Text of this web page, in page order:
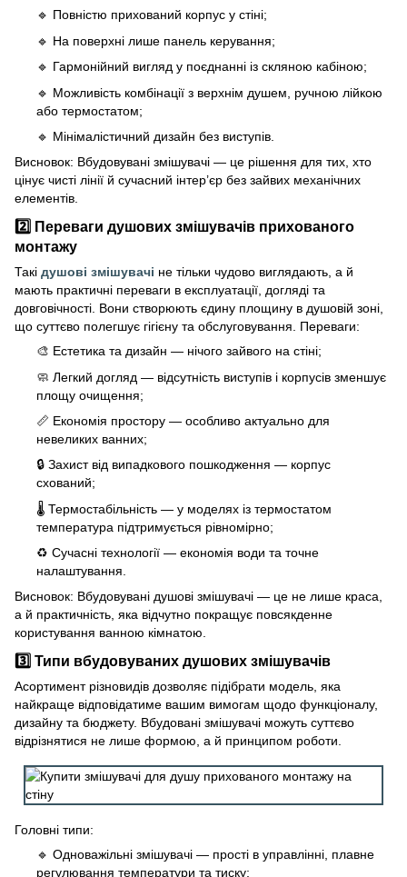
🔹 Повністю прихований корпус у стіні;
🔹 На поверхні лише панель керування;
🔹 Гармонійний вигляд у поєднанні із скляною кабіною;
🔹 Можливість комбінації з верхнім душем, ручною лійкою
або термостатом;
🔹 Мінімалістичний дизайн без виступів.
Висновок: Вбудовувані змішувачі — це рішення для тих, хто
цінує чисті лінії й сучасний інтер’єр без зайвих механічних
елементів.
2️⃣ Переваги душових змішувачів прихованого
монтажу
Такі душові змішувачі не тільки чудово виглядають, а й
мають практичні переваги в експлуатації, догляді та
довговічності. Вони створюють єдину площину в душовій зоні,
що суттєво полегшує гігієну та обслуговування. Переваги:
🎨 Естетика та дизайн — нічого зайвого на стіні;
🧼 Легкий догляд — відсутність виступів і корпусів зменшує
площу очищення;
📏 Економія простору — особливо актуально для
невеликих ванних;
🔒 Захист від випадкового пошкодження — корпус
схований;
🌡 Термостабільність — у моделях із термостатом
температура підтримується рівномірно;
♻ Сучасні технології — економія води та точне
налаштування.
Висновок: Вбудовувані душові змішувачі — це не лише краса,
а й практичність, яка відчутно покращує повсякденне
користування ванною кімнатою.
3️⃣ Типи вбудовуваних душових змішувачів
Асортимент різновидів дозволяє підібрати модель, яка
найкраще відповідатиме вашим вимогам щодо функціоналу,
дизайну та бюджету. Вбудовані змішувачі можуть суттєво
відрізнятися не лише формою, а й принципом роботи.
Головні типи:
🔹 Одноважільні змішувачі — прості в управлінні, плавне
регулювання температури та тиску;